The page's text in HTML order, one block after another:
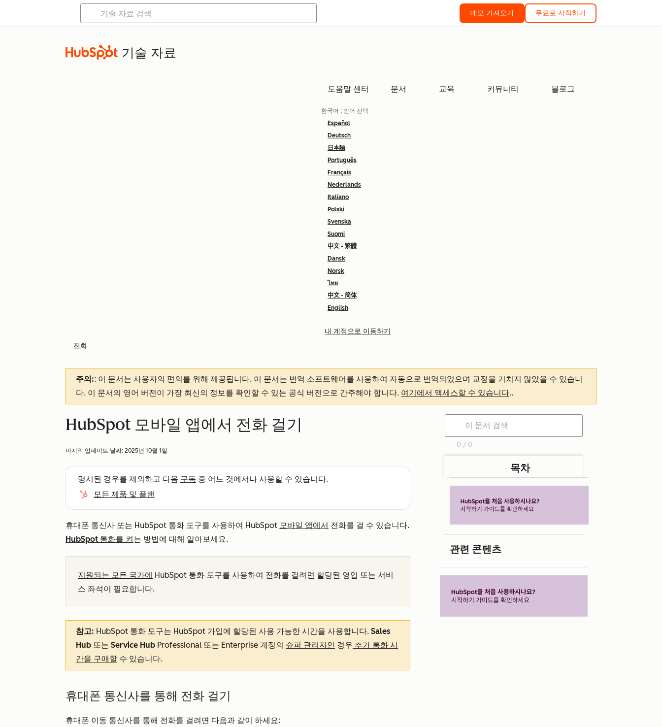
데모 가져오기 무료로 시작하기
기술 자료
도움말 센터 문서 교육 커뮤니티 블로그
한국어 : 언어 선택
Español
Deutsch
日本語
Português
Français
Nederlands
Italiano
Polski
Svenska
Suomi
中文 - 繁體
Dansk
Norsk
ไทย
中文 - 简体
English
내 계정으로 이동하기
전화
주의:: 이 문서는 사용자의 편의를 위해 제공됩니다. 이 문서는 번역 소프트웨어를 사용하여 자동으로 번역되었으며 교정을 거치지 않았을 수 있습니
다. 이 문서의 영어 버전이 가장 최신의 정보를 확인할 수 있는 공식 버전으로 간주해야 합니다. 여기에서 액세스할 수 있습니다..
HubSpot 모바일 앱에서 전화 걸기
마지막 업데이트 날짜: 2025년 10월 1일
명시된 경우를 제외하고 다음 구독 중 어느 것에서나 사용할 수 있습니다.
모든 제품 및 플랜
휴대폰 통신사 또는 HubSpot 통화 도구를 사용하여 HubSpot 모바일 앱에서 전화를 걸 수 있습니다.
HubSpot 통화를 켜는 방법에 대해 알아보세요.
지원되는 모든 국가에 HubSpot 통화 도구를 사용하여 전화를 걸려면 할당된 영업 또는 서비
스 좌석이 필요합니다.
참고: HubSpot 통화 도구는 HubSpot 가입에 할당된 사용 가능한 시간을 사용합니다. Sales
Hub 또는 Service Hub Professional 또는 Enterprise 계정의 슈퍼 관리자인 경우 추가 통화 시
간을 구매할 수 있습니다.
휴대폰 통신사를 통해 전화 걸기
휴대폰 이동 통신사를 통해 전화를 걸려면 다음과 같이 하세요:
0 / 0
목차
관련 콘텐츠